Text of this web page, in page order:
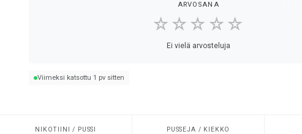
ARVOSANA
☆☆☆☆☆
Ei vielä arvosteluja
Viimeksi katsottu 1 pv sitten
NIKOTIINI / PUSSI PUSSEJA / KIEKKO